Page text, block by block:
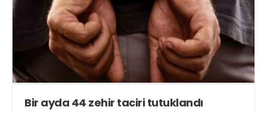
Bir ayda 44 zehir taciri tutuklandı